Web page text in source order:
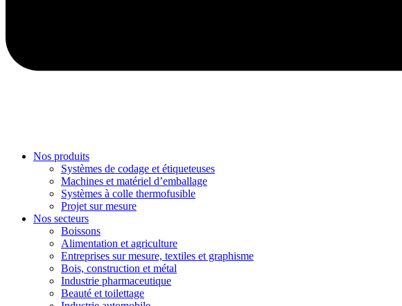
Nos produits
Systèmes de codage et étiqueteuses
Machines et matériel d’emballage
Systèmes à colle thermofusible
Projet sur mesure
Nos secteurs
Boissons
Alimentation et agriculture
Entreprises sur mesure, textiles et graphisme
Bois, construction et métal
Industrie pharmaceutique
Beauté et toilettage